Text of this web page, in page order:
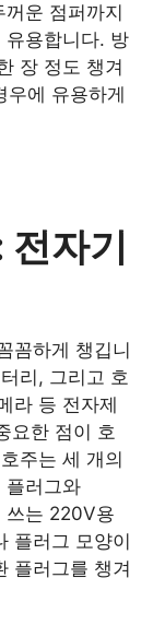
운 점퍼까지
유용합니다. 방
장 정도 챙겨
우에 유용하게
전자기
꼼하게 챙깁니
리, 그리고 호
라 등 전자제
요한 점이 호
주는 세 개의
플러그와
쓰는 220V용
플러그 모양이
플러그를 챙겨